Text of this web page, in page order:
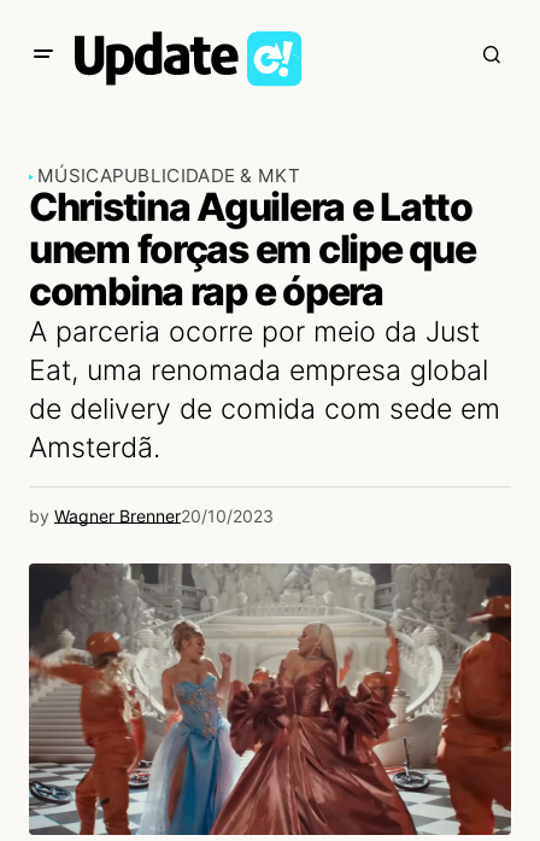
MÚSICAPUBLICIDADE & MKT
Christina Aguilera e Latto
unem forças em clipe que
combina rap e ópera
A parceria ocorre por meio da Just
Eat, uma renomada empresa global
de delivery de comida com sede em
Amsterdã.
by Wagner Brenner20/10/2023